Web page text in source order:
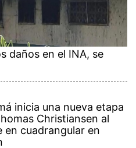
daños en el INA, se
inicia una nueva etapa
Christiansen al
en cuadrangular en